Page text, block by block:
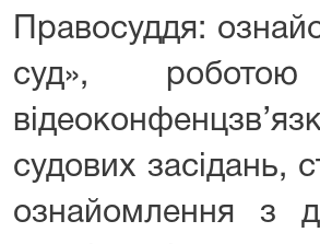
Правосуддя:
суд»,
судових засідань,
ознайомлення з